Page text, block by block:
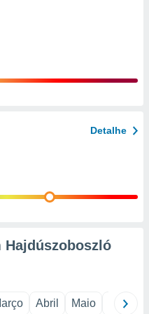
Detalhe
Hajdúszoboszló
Abril Maio Junho